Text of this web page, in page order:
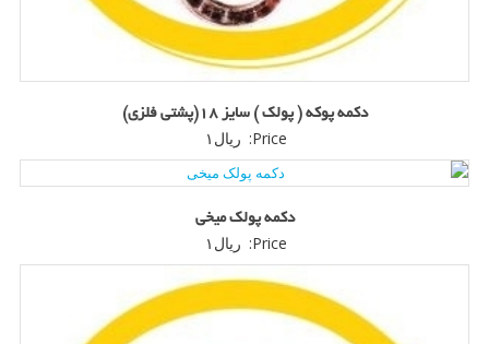
دکمه پوکه ( پولک ) سایز 18(پشتی فلزی)
Price: ریال ۱
دکمه پولک میخی
Price: ریال ۱